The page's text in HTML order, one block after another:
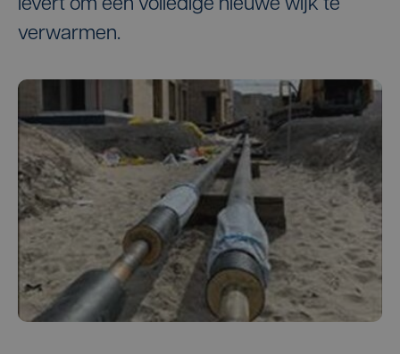
levert om een volledige nieuwe wijk te
verwarmen.